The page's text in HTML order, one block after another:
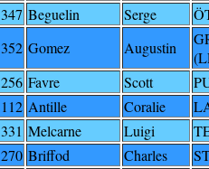
347 Beguelin Serge
352 Gomez Augustin
256 Favre Scott
112 Antille Coralie
331 Melcarne Luigi
270 Briffod Charles